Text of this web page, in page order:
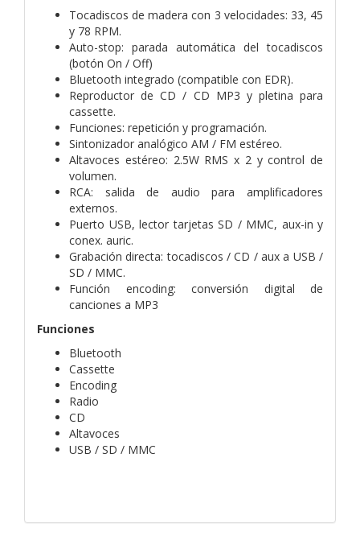
Tocadiscos de madera con 3 velocidades: 33, 45
y 78 RPM.
Auto-stop: parada automática del tocadiscos
(botón On / Off)
Bluetooth integrado (compatible con EDR).
Reproductor de CD / CD MP3 y pletina para
cassette.
Funciones: repetición y programación.
Sintonizador analógico AM / FM estéreo.
Altavoces estéreo: 2.5W RMS x 2 y control de
volumen.
RCA: salida de audio para amplificadores
externos.
Puerto USB, lector tarjetas SD / MMC, aux-in y
conex. auric.
Grabación directa: tocadiscos / CD / aux a USB /
SD / MMC.
Función encoding: conversión digital de
canciones a MP3
Funciones
Bluetooth
Cassette
Encoding
Radio
CD
Altavoces
USB / SD / MMC